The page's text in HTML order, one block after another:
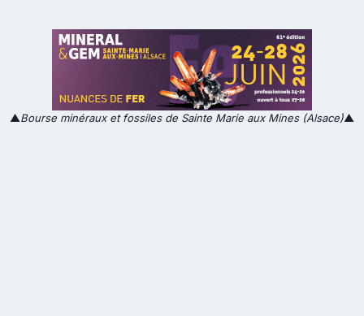
▲Bourse minéraux et fossiles de Sainte Marie aux Mines (Alsace)▲